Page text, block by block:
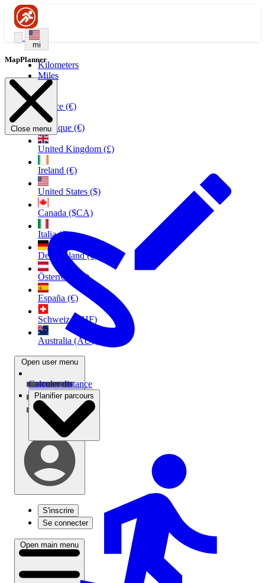
mi
Kilometers
Miles
France (€)
Belgique (€)
United Kingdom (£)
Ireland (€)
United States ($)
Canada ($CA)
Italia (€)
Deutschland (€)
Österreich (€)
España (€)
Schweiz (CHF)
Australia (AU$)
Open user menu
S'inscrire
Se connecter
Open main menu
MapPlanner
Close menu
Calculer distance
Planifier parcours